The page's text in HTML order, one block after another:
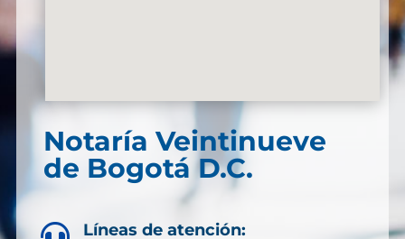
Notaría Veintinueve
de Bogotá D.C.
Líneas de atención: